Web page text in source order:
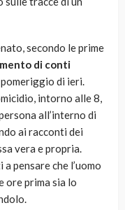
secondo le prime
di conti
di ieri.
intorno alle 8,
all’interno di
ai racconti dei
vera e propria.
pensare che l’uomo
ore prima sia lo